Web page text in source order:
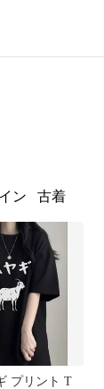
ン 古着
プリント T